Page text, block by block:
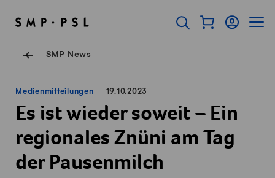
Suche öffnen
Warenkorb als
Login
SMP News
Medienmitteilungen 19.10.2023
Es ist wieder soweit – Ein
regionales Znüni am Tag
der Pausenmilch